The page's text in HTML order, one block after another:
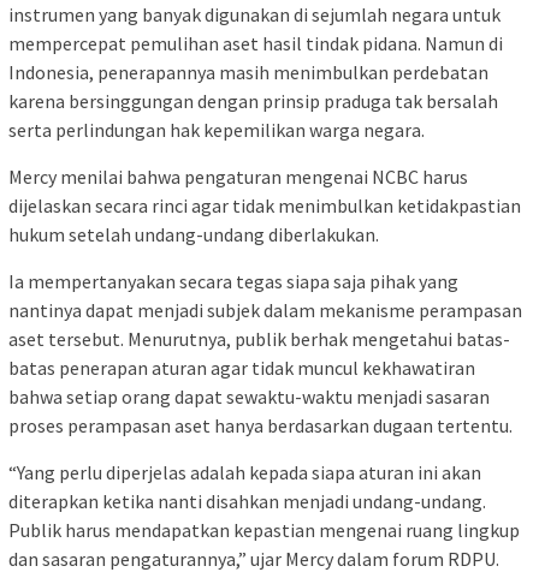
instrumen yang banyak digunakan di sejumlah negara untuk
mempercepat pemulihan aset hasil tindak pidana. Namun di
Indonesia, penerapannya masih menimbulkan perdebatan
karena bersinggungan dengan prinsip praduga tak bersalah
serta perlindungan hak kepemilikan warga negara.
Mercy menilai bahwa pengaturan mengenai NCBC harus
dijelaskan secara rinci agar tidak menimbulkan ketidakpastian
hukum setelah undang-undang diberlakukan.
Ia mempertanyakan secara tegas siapa saja pihak yang
nantinya dapat menjadi subjek dalam mekanisme perampasan
aset tersebut. Menurutnya, publik berhak mengetahui batas-
batas penerapan aturan agar tidak muncul kekhawatiran
bahwa setiap orang dapat sewaktu-waktu menjadi sasaran
proses perampasan aset hanya berdasarkan dugaan tertentu.
“Yang perlu diperjelas adalah kepada siapa aturan ini akan
diterapkan ketika nanti disahkan menjadi undang-undang.
Publik harus mendapatkan kepastian mengenai ruang lingkup
dan sasaran pengaturannya,” ujar Mercy dalam forum RDPU.